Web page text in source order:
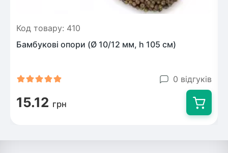
Код товару: 410
Бамбукові опори (Ø 10/12 мм, h 105 см)
0 відгуків
15.12 грн